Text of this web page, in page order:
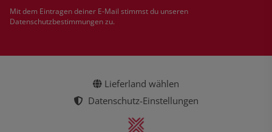
Mit dem Eintragen deiner E-Mail stimmst du unseren
Datenschutzbestimmungenzu.
Lieferland wählen
Datenschutz-Einstellungen